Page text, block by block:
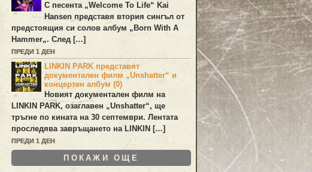
С песента „Welcome To Life“ Kai
Hansen представя втория сингъл от
предстоящия си солов албум „ Born With A
Hammer„. След […]
ПРЕДИ 1 ДЕН
LINKIN PARK представят
документален филм „Unshatter“ и
концертен албум (0)
Новият документален филм на
LINKIN PARK, озаглавен „Unshatter“, ще
тръгне по кината на 30 септември. Лентата
проследява завръщането наLINKIN […]
ПРЕДИ 1 ДЕН
ПОКАЖИ ОЩЕ